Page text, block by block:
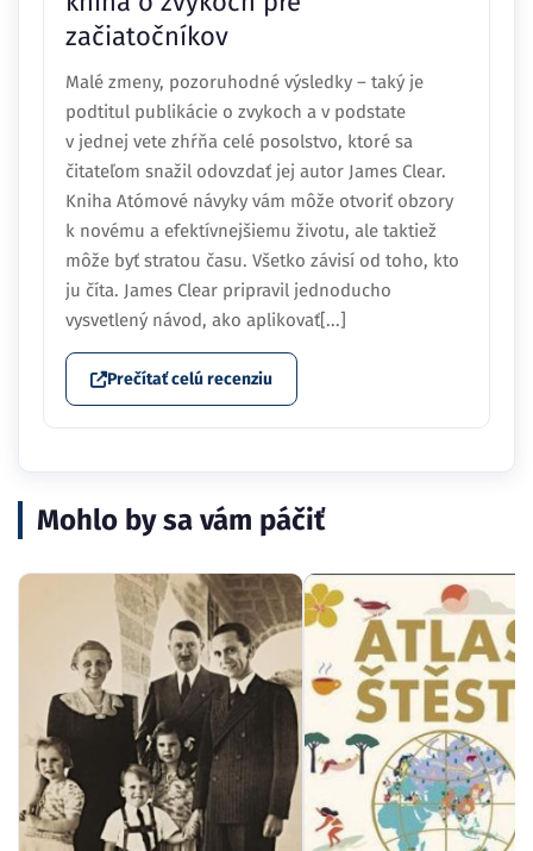
začiatočníkov
Malé zmeny, pozoruhodné výsledky – taký je
podtitul publikácie o zvykoch a v podstate
v jednej vete zhŕňa celé posolstvo, ktoré sa
čitateľom snažil odovzdať jej autor James Clear.
Kniha Atómové návyky vám môže otvoriť obzory
k novému a efektívnejšiemu životu, ale taktiež
môže byť stratou času. Všetko závisí od toho, kto
ju číta. James Clear pripravil jednoducho
vysvetlený návod, ako aplikovať[...]
Prečítať celú recenziu
Mohlo by sa vám páčiť